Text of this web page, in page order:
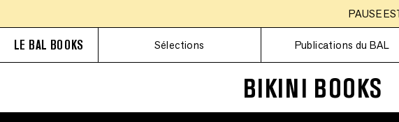
PAUSE
LE BAL BOOKS Sélections Publications du BAL
BIKINI BOOKS